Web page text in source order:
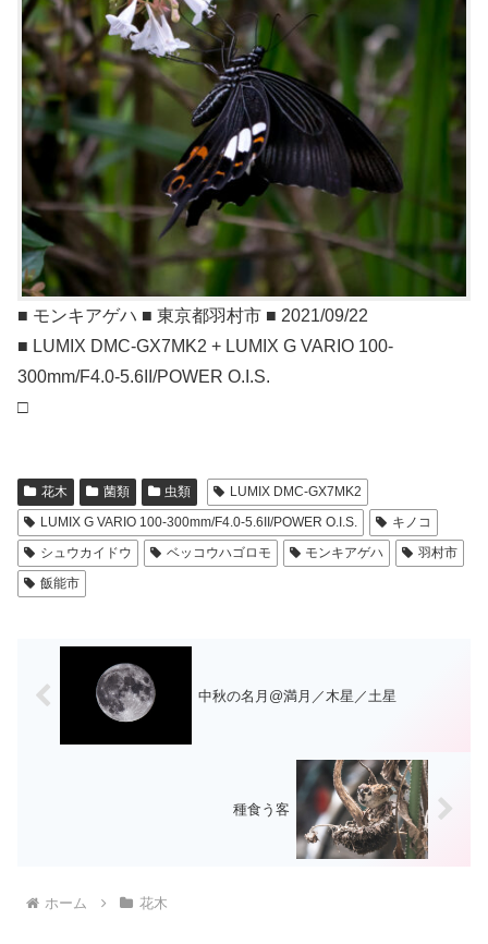
■ モンキアゲハ ■ 東京都羽村市 ■ 2021/09/22
■ LUMIX DMC-GX7MK2 + LUMIX G VARIO 100-
300mm/F4.0-5.6II/POWER O.I.S.
□
花木 菌類 虫類
LUMIX DMC-GX7MK2
LUMIX G VARIO 100-300mm/F4.0-5.6II/POWER O.I.S.
キノコ
シュウカイドウ
ベッコウハゴロモ モンキアゲハ
羽村市
飯能市
中秋の名月@満月／木星／土星
種食う客
ホーム 花木